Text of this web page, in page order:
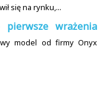
się na rynku,...
wrażenia
model od firmy Onyx